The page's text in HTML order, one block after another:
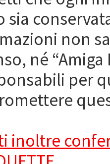
sia
non
né
per
inoltre